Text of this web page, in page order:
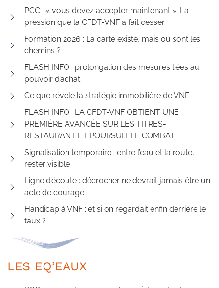
PCC : « vous devez accepter maintenant ». La
pression que la CFDT-VNF a fait cesser
Formation 2026 : La carte existe, mais où sont les
chemins ?
FLASH INFO : prolongation des mesures liées au
pouvoir d’achat
Ce que révèle la stratégie immobilière de VNF
FLASH INFO : LA CFDT-VNF OBTIENT UNE
PREMIÈRE AVANCÉE SUR LES TITRES-
RESTAURANT ET POURSUIT LE COMBAT
Signalisation temporaire : entre l’eau et la route,
rester visible
Ligne d’écoute : décrocher ne devrait jamais être un
acte de courage
Handicap à VNF : et si on regardait enfin derrière le
taux ?
LES EQ’EAUX